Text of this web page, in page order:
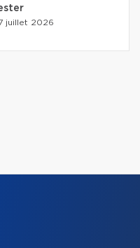
juillet 2026